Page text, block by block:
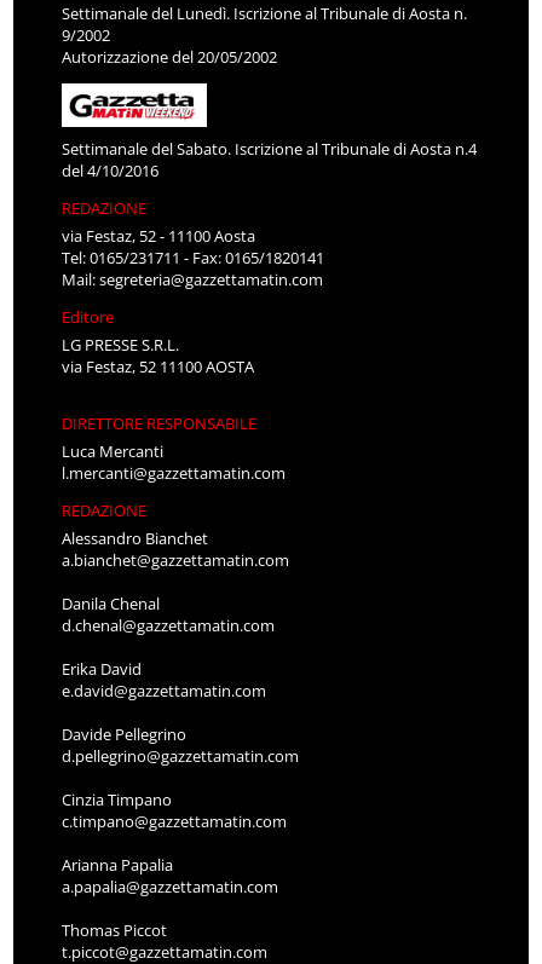
Settimanale del Lunedì. Iscrizione al Tribunale di Aosta n.
9/2002
Autorizzazione del 20/05/2002
Settimanale del Sabato. Iscrizione al Tribunale di Aosta n.4
del 4/10/2016
REDAZIONE
via Festaz, 52 - 11100 Aosta
Tel: 0165/231711 - Fax: 0165/1820141
Mail:segreteria@gazzettamatin.com
Editore
LG PRESSE S.R.L.
via Festaz, 52 11100 AOSTA
DIRETTORE RESPONSABILE
Luca Mercanti
l.mercanti@gazzettamatin.com
REDAZIONE
Alessandro Bianchet
a.bianchet@gazzettamatin.com
Danila Chenal
d.chenal@gazzettamatin.com
Erika David
e.david@gazzettamatin.com
Davide Pellegrino
d.pellegrino@gazzettamatin.com
Cinzia Timpano
c.timpano@gazzettamatin.com
Arianna Papalia
a.papalia@gazzettamatin.com
Thomas Piccot
t.piccot@gazzettamatin.com